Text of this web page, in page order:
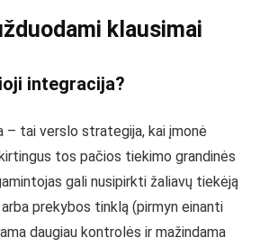
klausimai
integracija?
– tai verslo strategija, kai įmonė
tos pačios tiekimo grandinės
gali nusipirkti žaliavų tiekėją
prekybos tinklą (pirmyn einanti
daugiau kontrolės ir mažindama